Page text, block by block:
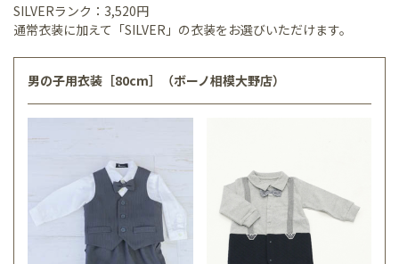
SILVERランク：3,520円
通常衣装に加えて「SILVER」の衣装をお選びいただけます。
男の子用衣装［80cm］（ボーノ相模大野店）